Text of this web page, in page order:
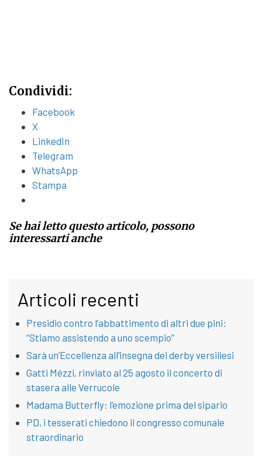
Condividi:
Facebook
X
LinkedIn
Telegram
WhatsApp
Stampa
Se hai letto questo articolo, possono
interessarti anche
Articoli recenti
Presidio contro l’abbattimento di altri due pini:
“Stiamo assistendo a uno scempio”
Sarà un’Eccellenza all’insegna dei derby versiliesi
Gatti Mézzi, rinviato al 25 agosto il concerto di
stasera alle Verrucole
Madama Butterfly: l’emozione prima del sipario
PD, i tesserati chiedono il congresso comunale
straordinario